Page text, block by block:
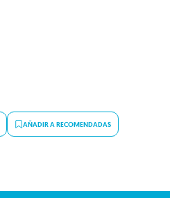
AÑADIR A RECOMENDADAS